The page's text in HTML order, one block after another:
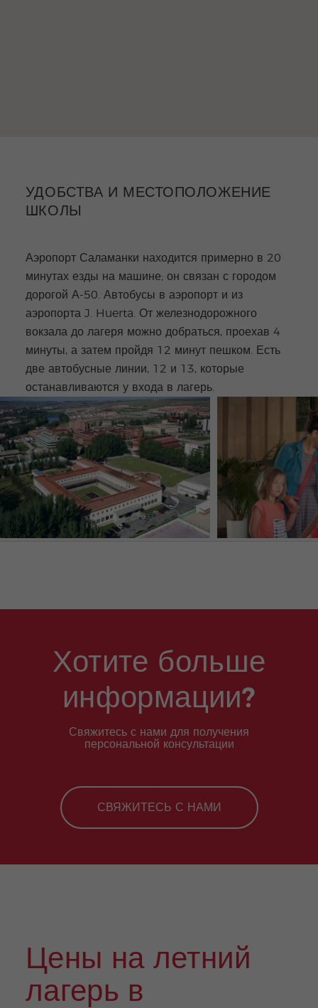
УДОБСТВА И МЕСТОПОЛОЖЕНИЕ
ШКОЛЫ
Аэропорт Саламанки находится примерно в 20
минутах езды на машине; он связан с городом
дорогой А-50. Автобусы в аэропорт и из
аэропорта J. Huerta. От железнодорожного
вокзала до лагеря можно добраться, проехав 4
минуты, а затем пройдя 12 минут пешком. Есть
две автобусные линии, 12 и 13, которые
останавливаются у входа в лагерь.
Хотите больше
информации?
Свяжитесь с нами для получения
персональной консультации
СВЯЖИТЕСЬ С НАМИ
Цены на летний
лагерь в